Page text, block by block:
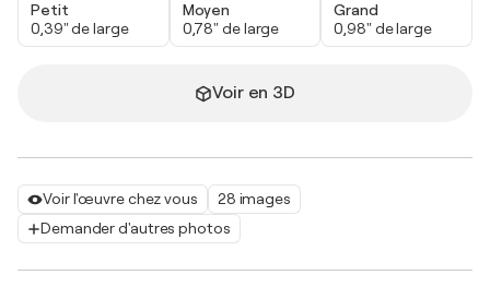
Voir l'œuvre chez vous
28 images
Demander d'autres photos
Petit
0,39" de large
Moyen
0,78" de large
Grand
0,98" de large
Voir en 3D